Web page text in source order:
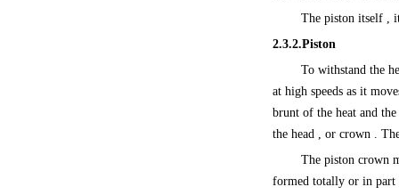
The piston itself ,
2.3.2.Piston
To withstand the
at high speeds as it
brunt of the heat and
the head , or crown .
The piston crown
formed totally or in part